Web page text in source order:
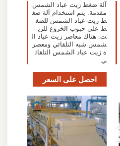
آلة ضغط زيت عباد الشمس
مقدمة. يتم استخدام آلة ضغ
ط زيت عباد الشمس للضغ
ط على حبوب الخروع للزي
ت. هناك معاصر زيت عباد ال
شمس شبه التلقائي ومعصر
ة زيت عباد الشمس التلقائ
ي.
احصل على السعر